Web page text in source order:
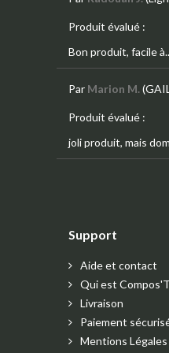
Produit évalué :
Bon produit, facile
Par Marion M.
Produit évalué :
joli produit, mais
Support
Aide et contact
Qui est
Livraison
Paiement
Mentions Légales